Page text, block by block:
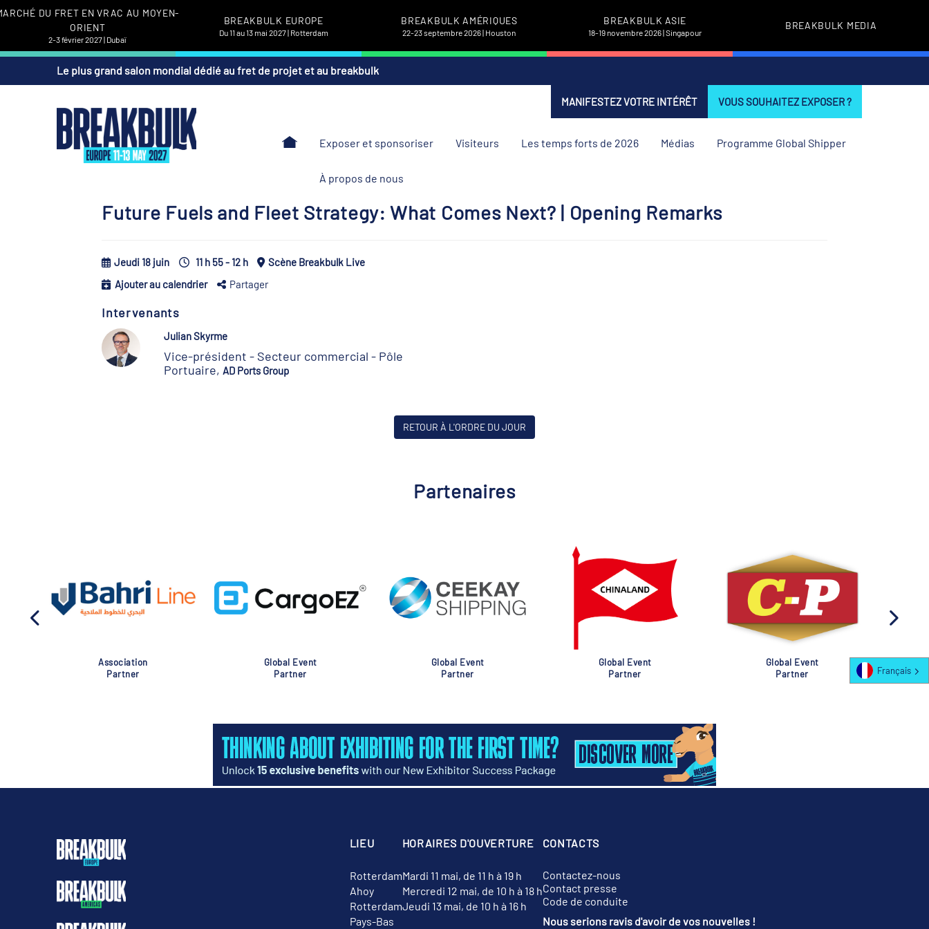
DU FRET EN VRAC AU MOYEN-
ORIENT
2-3 février 2027 | Dubaï
BREAKBULK EUROPE
Du 11 au 13 mai 2027 | Rotterdam
BREAKBULK AMÉRIQUES
22-23 septembre 2026 | Houston
BREAKBULK ASIE
18-19 novembre 2026 | Singapour
BREAKBULK MEDIA
Le plus grand salon mondial dédié au fret de projet et au breakbulk
MANIFESTEZ VOTRE INTÉRÊT VOUS SOUHAITEZ EXPOSER ?
Exposer et sponsoriser Visiteurs Les temps forts de 2026 Médias Programme Global Shipper
À propos de nous
Future Fuels and Fleet Strategy: What Comes Next? | Opening Remarks
Jeudi 18 juin 11 h 55 - 12 h
Scène Breakbulk Live
Ajouter au calendrier
Partager
Intervenants
Julian Skyrme
Vice-président - Secteur commercial - Pôle
Portuaire,AD Ports Group
RETOUR À L'ORDRE DU JOUR
Partenaires
Association
Partner
Global Event
Partner
Global Event
Partner
Global Event
Partner
Global Event
Partner
LIEU
Rotterdam
Ahoy
Rotterdam
Pays-Bas
HORAIRES D'OUVERTURE
Mardi 11 mai, de 11 h à 19 h
Mercredi 12 mai, de 10 h à 18 h
Jeudi 13 mai, de 10 h à 16 h
CONTACTS
Contactez-nous
Contact presse
Code de conduite
Nous serions ravis d'avoir de vos nouvelles !
Français